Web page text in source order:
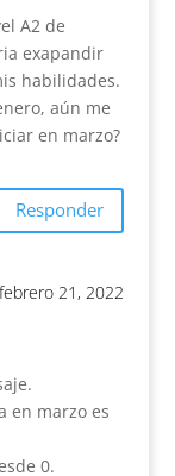
A2 de
exapandir
habilidades.
aún me
en marzo?
Responder
21, 2022
en marzo es
0.